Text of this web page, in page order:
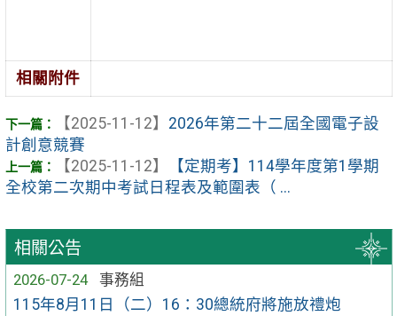
相關公告
2026-07-24
事務組
115年8月11日（二）16：30總統府將施放禮炮
相關附件
【2025-11-12】 2026年第二十二屆全國電子設
計創意競賽
【2025-11-12】
【定期考】114學年度第1學期
全校第二次期中考試日程表及範圍表（ ...